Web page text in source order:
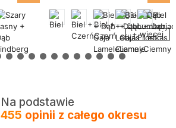
+ więcej
Na podstawie
455 opinii z całego okresu